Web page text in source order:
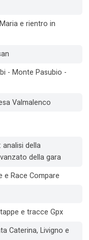
e rientro in
- Monte Pasubio -
Valmalenco
della
della gara
e Race Compare
e tracce Gpx
Caterina, Livigno e